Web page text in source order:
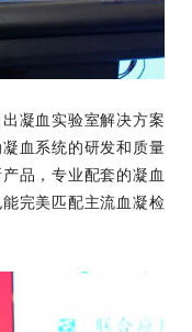
凝血实验室解决方案
血系统的研发和质量
品，专业配套的凝血
完美匹配主流血凝检